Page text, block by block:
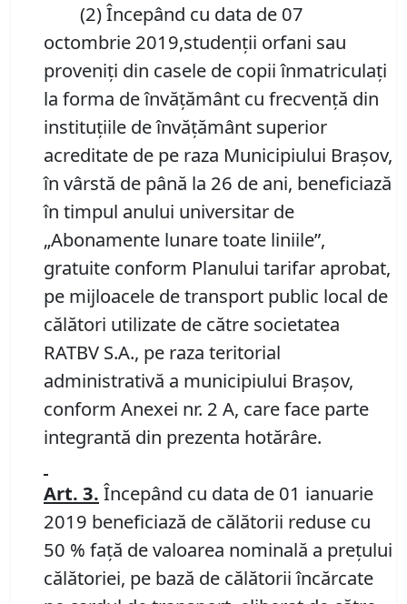
(2) Începând cu data de 07
octombrie 2019,studenţii orfani sau
proveniţi din casele de copii înmatriculaţi
la forma de învăţământ cu frecvenţă din
instituţiile de învăţământ superior
acreditate de pe raza Municipiului Braşov,
în vârstă de până la 26 de ani, beneficiază
în timpul anului universitar de
„Abonamente lunare toate liniile”,
gratuite conform Planului tarifar aprobat,
pe mijloacele de transport public local de
călători utilizate de către societatea
RATBV S.A., pe raza teritorial
administrativă a municipiului Braşov,
conform Anexei nr. 2 A, care face parte
integrantă din prezenta hotărâre.
Art. 3. Începând cu data de 01 ianuarie
2019 beneficiază de călătorii reduse cu
50 % faţă de valoarea nominală a preţului
călătoriei, pe bază de călătorii încărcate